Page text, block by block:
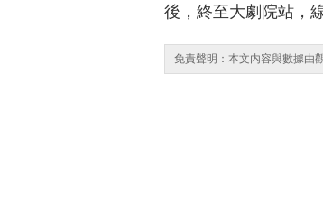
後，終至大劇院站，
免責聲明：本文内容與數據由